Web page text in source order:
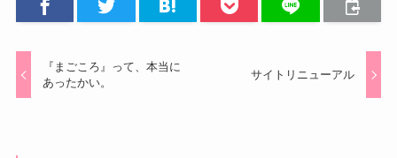
『まごころ』って、本当に
あったかい。
サイトリニューアル